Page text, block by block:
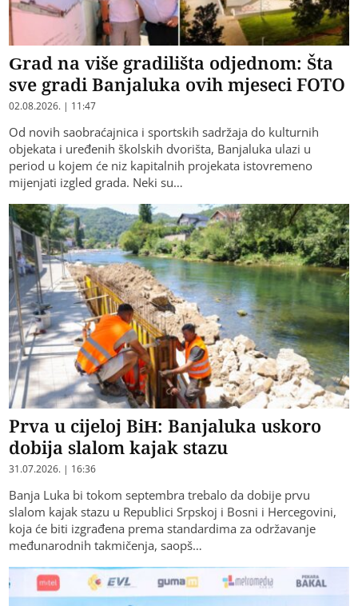
Grad na više gradilišta odjednom: Šta
sve gradi Banjaluka ovih mjeseci FOTO
02.08.2026. | 11:47
Od novih saobraćajnica i sportskih sadržaja do kulturnih
objekata i uređenih školskih dvorišta, Banjaluka ulazi u
period u kojem će niz kapitalnih projekata istovremeno
mijenjati izgled grada. Neki su…
Prva u cijeloj BiH: Banjaluka uskoro
dobija slalom kajak stazu
31.07.2026. | 16:36
Banja Luka bi tokom septembra trebalo da dobije prvu
slalom kajak stazu u Republici Srpskoj i Bosni i Hercegovini,
koja će biti izgrađena prema standardima za održavanje
međunarodnih takmičenja, saopš…